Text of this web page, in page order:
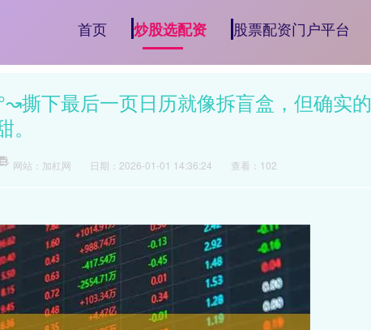
首页 炒股选配资 股票配资门户平台
撕下最后一页日历就像拆盲盒，但确实的
网站：加杠网 日期：2026-01-01 14:36:24 查看：102